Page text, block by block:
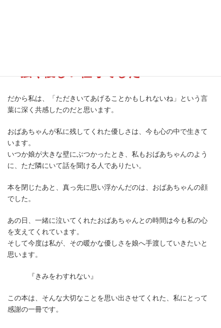
だから私は、「ただきいてあげることかもしれないね」という言
葉に深く共感したのだと思います。
おばあちゃんが私に残してくれた優しさは、今も心の中で生きて
います。
いつか娘が大きな壁にぶつかったとき、私もおばあちゃんのよう
に、ただ隣にいて話を聞ける人でありたい。
本を閉じたあと、真っ先に思い浮かんだのは、おばあちゃんの顔
でした。
あの日、一緒に泣いてくれたおばあちゃんとの時間は今も私の心
を支えてくれています。
そして今度は私が、その暖かな優しさを娘へ手渡していきたいと
思います。
『きみをわすれない』
この本は、そんな大切なことを思い出させてくれた、私にとって
感謝の一冊です。